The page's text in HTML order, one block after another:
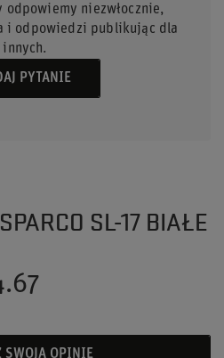
odpowiemy niezwłocznie,
i odpowiedzi publikując dla
innych.
PYTANIE
SL-17 BIAŁE
SWOJĄ OPINIĘ